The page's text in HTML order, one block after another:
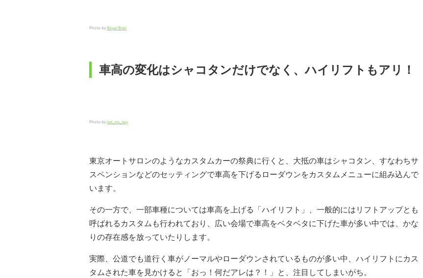
Photo by Royal Broil
車高の変化はシャコタンだけでなく、ハイリフトもアリ！
Photo by joe_no_say
東京オートサロンのようなカスタムカーの祭典に行くと、大抵の車はシャコタン、すなわちサ
スペンションなどのセッティングで車高を下げるローダウンをカスタムメニューに組み込んで
います。
その一方で、一部車種については車高を上げる「ハイリフト」、一般的にはリフトアップとも
呼ばれるカスタムも行われており、広い会場で車高をベタベタに下げた車が多い中では、かな
りの存在感を放っていたりします。
実際、公道でも道行く車がノーマルやローダウンされているものが多い中、ハイリフトにカス
タムされた車を見かけると「おっ！何だアレは？！」と、注目してしまいがち。